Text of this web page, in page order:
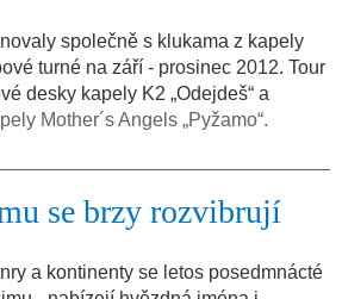
společně s klukama z kapely
turné na září - prosinec 2012. Tour
desky kapely K2 „Odejdeš“ a
Mother´s Angels „Pyžamo“.
se brzy rozvibrují
a kontinenty se letos posedmnácté